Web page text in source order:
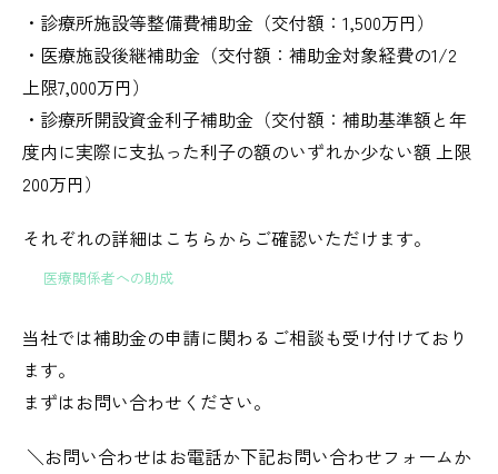
・診療所施設等整備費補助金（交付額：1,500万円）
・医療施設後継補助金（交付額：補助金対象経費の1/2
上限7,000万円）
・診療所開設資金利子補助金（交付額：補助基準額と年
度内に実際に支払った利子の額のいずれか少ない額 上限
200万円）
それぞれの詳細はこちらからご確認いただけます。
医療関係者への助成
当社では補助金の申請に関わるご相談も受け付けており
ます。
まずはお問い合わせください。
＼お問い合わせはお電話か下記お問い合わせフォームか